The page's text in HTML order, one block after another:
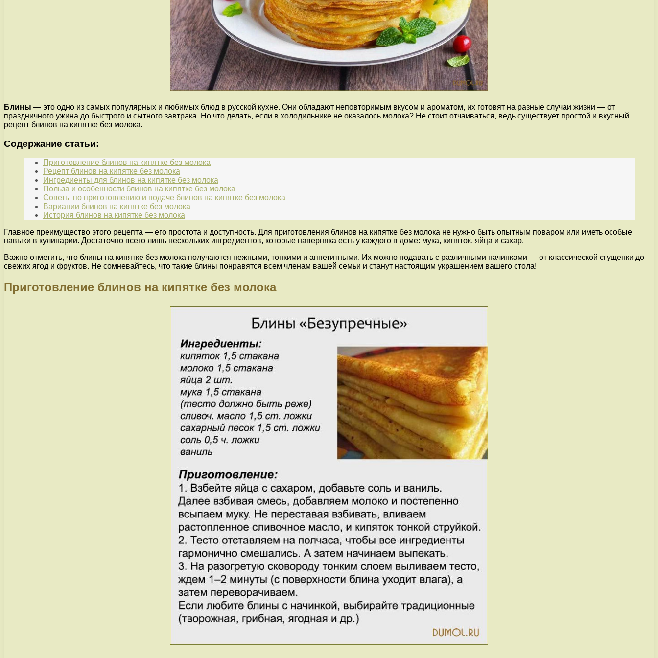
Блины — это одно из самых популярных и любимых блюд в русской кухне. Они обладают неповторимым вкусом и ароматом, их готовят на разные случаи жизни — от
праздничного ужина до быстрого и сытного завтрака. Но что делать, если в холодильнике не оказалось молока? Не стоит отчаиваться, ведь существует простой и вкусный
рецепт блинов на кипятке без молока.
Содержание статьи:
Приготовление блинов на кипятке без молока
Рецепт блинов на кипятке без молока
Ингредиенты для блинов на кипятке без молока
Польза и особенности блинов на кипятке без молока
Советы по приготовлению и подаче блинов на кипятке без молока
Вариации блинов на кипятке без молока
История блинов на кипятке без молока
Главное преимущество этого рецепта — его простота и доступность. Для приготовления блинов на кипятке без молока не нужно быть опытным поваром или иметь особые
навыки в кулинарии. Достаточно всего лишь нескольких ингредиентов, которые наверняка есть у каждого в доме: мука, кипяток, яйца и сахар.
Важно отметить, что блины на кипятке без молока получаются нежными, тонкими и аппетитными. Их можно подавать с различными начинками — от классической сгущенки до
свежих ягод и фруктов. Не сомневайтесь, что такие блины понравятся всем членам вашей семьи и станут настоящим украшением вашего стола!
Приготовление блинов на кипятке без молока